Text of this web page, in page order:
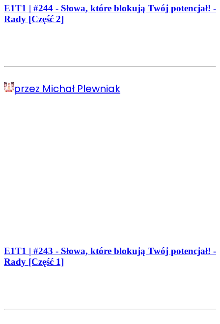
E1T1 | #244 - Słowa, które blokują Twój potencjał! -
Rady [Część 2]
przez Michał Plewniak
E1T1 | #243 - Słowa, które blokują Twój potencjał! -
Rady [Część 1]